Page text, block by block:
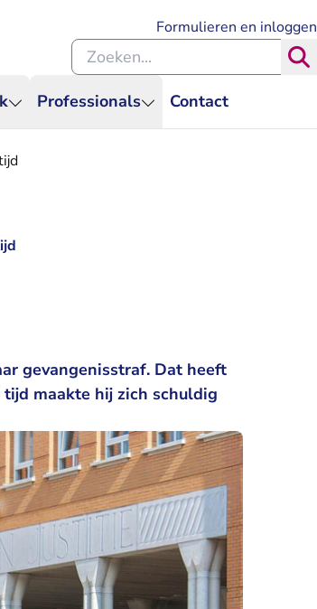
Professionals Contact
Formulieren en inloggen
Zoeken binnen de Rechtspraak
gevangenisstraf. Dat heeft
maakte hij zich schuldig